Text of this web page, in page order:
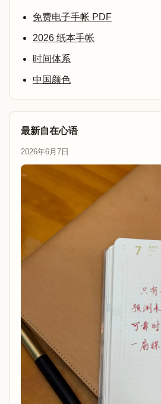
免费电子手帐 PDF
2026 纸本手帐
时间体系
中国颜色
最新自在心语
2026年6月7日